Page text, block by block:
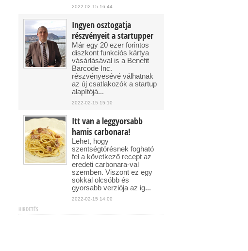
2022-02-15 16:44
Ingyen osztogatja
részvényeit a startupper
Már egy 20 ezer forintos
diszkont funkciós kártya
vásárlásával is a Benefit
Barcode Inc.
részvényesévé válhatnak
az új csatlakozók a startup
alapítójá...
2022-02-15 15:10
Itt van a leggyorsabb
hamis carbonara!
Lehet, hogy
szentségtörésnek fogható
fel a következő recept az
eredeti carbonara-val
szemben. Viszont ez egy
sokkal olcsóbb és
gyorsabb verziója az ig...
2022-02-15 14:00
HIRDETÉS